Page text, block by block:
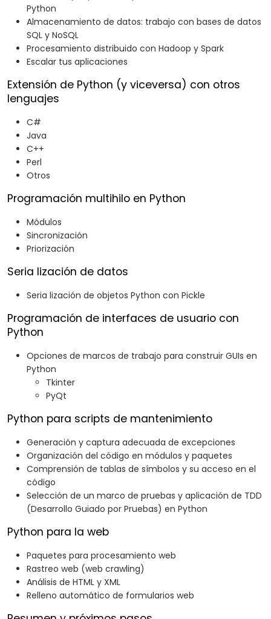
Python
Almacenamiento de datos: trabajo con bases de datos
SQL y NoSQL
Procesamiento distribuido con Hadoop y Spark
Escalar tus aplicaciones
Extensión de Python (y viceversa) con otros
lenguajes
C#
Java
C++
Perl
Otros
Programación multihilo en Python
Módulos
Sincronización
Priorización
Seria lización de datos
Seria lización de objetos Python con Pickle
Programación de interfaces de usuario con
Python
Opciones de marcos de trabajo para construir GUIs en
Python
Tkinter
PyQt
Python para scripts de mantenimiento
Generación y captura adecuada de excepciones
Organización del código en módulos y paquetes
Comprensión de tablas de símbolos y su acceso en el
código
Selección de un marco de pruebas y aplicación de TDD
(Desarrollo Guiado por Pruebas) en Python
Python para la web
Paquetes para procesamiento web
Rastreo web (web crawling)
Análisis de HTML y XML
Relleno automático de formularios web